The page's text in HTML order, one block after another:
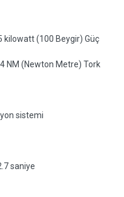
kilowatt (100 Beygir) Güç
NM (Newton Metre) Tork
sistemi
saniye